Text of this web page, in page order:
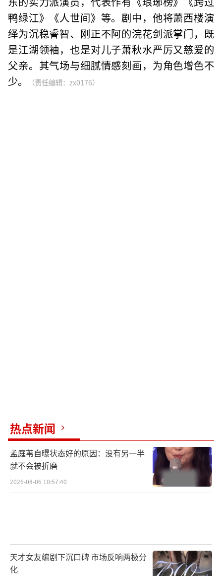
鸭绿江》《人世间》等。剧中，他将萧西楼演
绎为沉稳睿智、刚正不阿的浣花剑派掌门，既
是江湖领袖，也是对儿子萧秋水严厉又慈爱的
父亲。其气场与细腻情感刻画，为角色增色不
少。
（责任编辑：zx0176）
热点新闻
孟庭苇自曝状态好的原因：没有另一半
就不会被折磨
2026-08-06 10:57:40
天才女友编剧下沉口碑 市场反响两极分
化